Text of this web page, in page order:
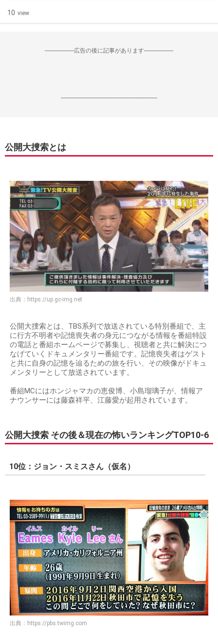
10 view
--------------------広告の後に記事があります--------------------
------------------------------------------------------------------
公開大捜索とは
出典： https://up.gc-img.net
公開大捜索とは、TBS系列で放送されている特別番組で、主
に行方不明者や記憶喪失者の身元につながる情報を番組特設
の電話と番組ホームページで募集し、視聴者と共に解決につ
なげていくドキュメンタリー番組です。記憶喪失者はゲスト
と共に自身の記憶を辿るための旅を行い、その映像がドキュ
メンタリーとして放送されています。
番組MCにはホンジャマカの恵俊博、小島瑠璃子が、情報ア
ナウンサーには藤森祥平、江藤愛が起用されています。
公開大捜索 その後＆現在の怖いランキングTOP10-6
10位：ジョン・スミスさん（仮名）
出典： https://pbs.twimg.com